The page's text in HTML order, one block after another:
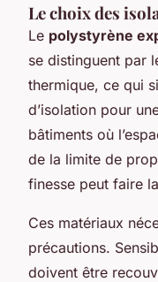
Le choix des
Le polystyrène
se distinguent par
thermique, ce qui
d’isolation pour
bâtiments où
de la limite de
finesse peut faire
Ces matériaux
précautions.
doivent être